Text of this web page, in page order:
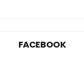
FACEBOOK